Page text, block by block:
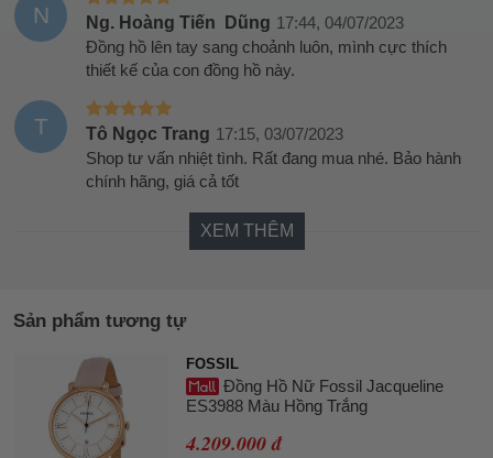
N Ng. Hoàng Tiến Dũng 17:44, 04/07/2023
Đồng hồ lên tay sang choảnh luôn, mình cực thích
thiết kế của con đồng hồ này.
T Tô Ngọc Trang 17:15, 03/07/2023
Shop tư vấn nhiệt tình. Rất đang mua nhé. Bảo hành
chính hãng, giá cả tốt
XEM THÊM
Sản phẩm tương tự
FOSSIL
Đồng Hồ Nữ Fossil Jacqueline
ES3988 Màu Hồng Trắng
4.209.000 đ